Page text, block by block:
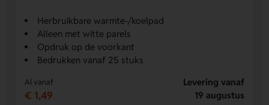
Herbruikbare warmte-/koelpad
Alleen met witte parels
Opdruk op de voorkant
Bedrukken vanaf 25 stuks
Al vanaf
€ 1,49
Levering vanaf
19 augustus